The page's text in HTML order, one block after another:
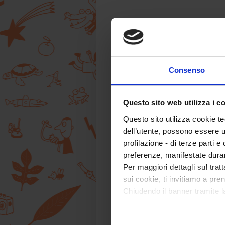
Consenso
Questo sito web utilizza i
Questo sito utilizza cookie
dell’utente, possono
profilazione - di terze parti e
preferenze, manifestate
Per maggiori dettagli sul
sui cookie, ti invitiamo a
Chiudendo il banner tramite
tecnici. Selezionando